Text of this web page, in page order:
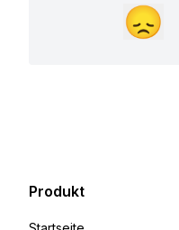
😞
Produkt